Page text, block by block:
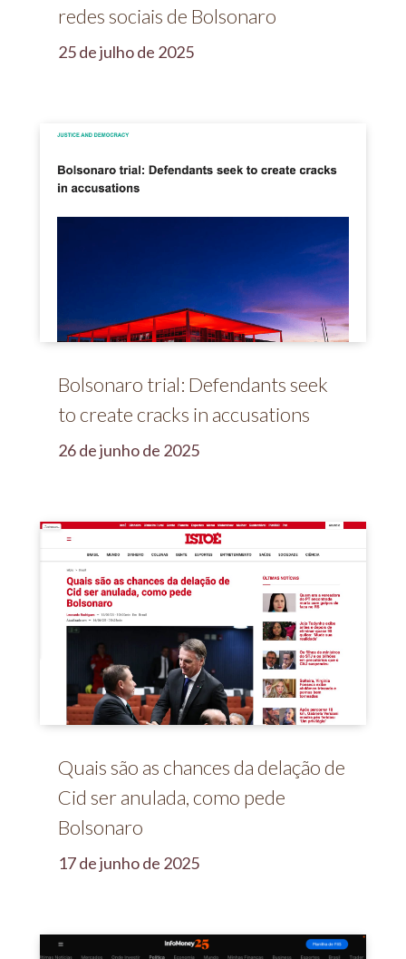
redes sociais de Bolsonaro
25 de julho de 2025
Bolsonaro trial: Defendants seek
to create cracks in accusations
26 de junho de 2025
Quais são as chances da delação de
Cid ser anulada, como pede
Bolsonaro
17 de junho de 2025